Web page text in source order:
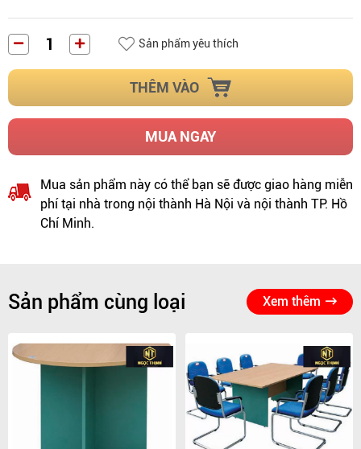
Sản phẩm yêu thích
THÊM VÀO
MUA NGAY
Mua sản phẩm này có thể bạn sẽ được giao hàng miễn
phí tại nhà trong nội thành Hà Nội và nội thành TP. Hồ
Chí Minh.
Sản phẩm cùng loại Xem thêm